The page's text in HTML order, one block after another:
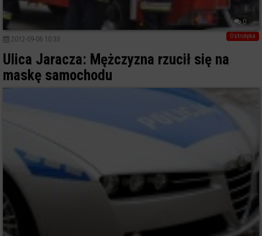
0
Ostrołęka
2012-09-06 10:33
Ulica Jaracza: Mężczyzna rzucił się na
maskę samochodu